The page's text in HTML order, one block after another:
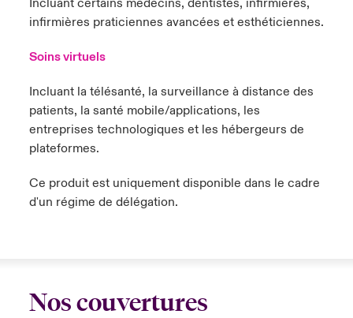
Incluant certains médecins, dentistes, infirmières,
infirmières praticiennes avancées et esthéticiennes.
Soins virtuels
Incluant la télésanté, la surveillance à distance des
patients, la santé mobile/applications, les
entreprises technologiques et les hébergeurs de
plateformes.
Ce produit est uniquement disponible dans le cadre
d'un régime de délégation.
Nos couvertures